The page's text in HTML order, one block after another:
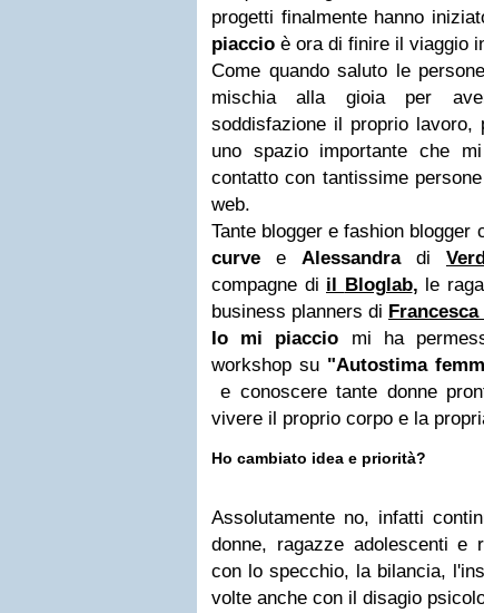
progetti finalmente hanno
piaccio è ora di finire il viaggio
Come quando saluto le
mischia alla gioia per
soddisfazione il proprio lavoro,
uno spazio importante che
contatto con tantissime
web.
Tante blogger e fashion blogger
curve e Alessandra di
compagne di il Bloglab, le
business planners di
Io mi piaccio mi ha
workshop su "Autostima
e conoscere tante donne
vivere il proprio corpo e la
Ho cambiato idea e priorità?
Assolutamente no, infatti
donne, ragazze adolescenti e
con lo specchio, la bilancia,
volte anche con il disagio